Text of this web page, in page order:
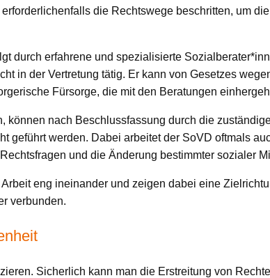
die Rechtswege beschritten, um
durch erfahrene und spezialisierte
in der Vertretung tätig. Er kann von Gesetzes
Fürsorge, die mit den Beratungen
nach Beschlussfassung durch die
geführt werden. Dabei arbeitet der SoVD oftmals
und die Änderung bestimmter sozialer
eng ineinander und zeigen dabei eine
verbunden.
Sicherlich kann man die Erstreitung von